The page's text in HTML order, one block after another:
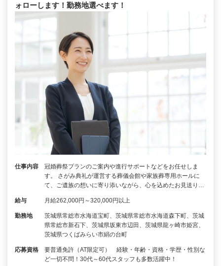
ォローします！勤務地選べます！
仕事内容
冠婚葬祭プランのご案内や進行サポートなどをお任せしま
す。 さがみ典礼が運営する葬儀会館や家族葬専用ホールに
て、ご遺族の想いに寄り添いながら、心を込めたお見送り…
給与 月給262,000円～320,000円以上
勤務地
茨城県常総市水海道宝町、茨城県常総市水海道森下町、茨城
県常総市新石下、茨城県坂東市辺田、茨城県龍ヶ崎市姫宮、
茨城県つくばみらい市絹の台町
応募資格
要普通免許（AT限定可） 経験・年齢・資格・学歴・性別な
ど一切不問！30代～60代スタッフも多数活躍中！